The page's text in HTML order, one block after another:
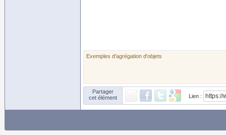
Exemples d'agrégation d'objets
Partager
cet élément
Lien :